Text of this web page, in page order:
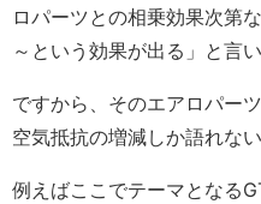
ロパーツとの相乗効果次第
～という効果が出る」と言
ですから、そのエアロパー
空気抵抗の増減しか語れない
例えばここでテーマとなる